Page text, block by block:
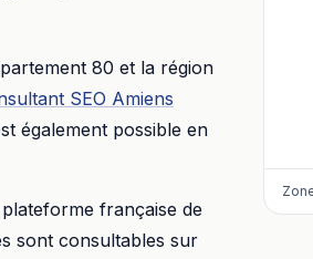
80 et la région
SEO Amiens
également possible en
française de
sont consultables sur